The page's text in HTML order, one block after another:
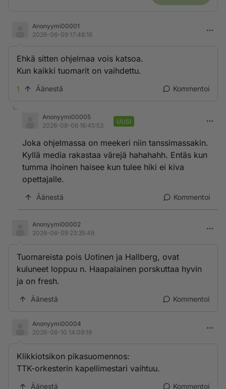
Anonyymi00001
2026-06-09 17:48:16
Ehkä sitten ohjelmaa vois katsoa.
Kun kaikki tuomarit on vaihdettu.
1 Äänestä Kommentoi
Anonyymi00005
2026-08-06 16:45:53
UUSI
Joka ohjelmassa on meekeri niin tanssimassakin.
Kyllä media rakastaa värejä hahahahh. Entäs kun
tumma ihoinen haisee kun tulee hiki ei kiva
opettajalle.
Äänestä Kommentoi
Anonyymi00002
2026-06-09 23:35:49
Tuomareista pois Uotinen ja Hallberg, ovat
kuluneet loppuu n. Haapalainen porskuttaa hyvin
ja on fresh.
Äänestä Kommentoi
Anonyymi00004
2026-06-10 14:09:19
Klikkiotsikon pikasuomennos:
TTK-orkesterin kapellimestari vaihtuu.
Äänestä Kommentoi